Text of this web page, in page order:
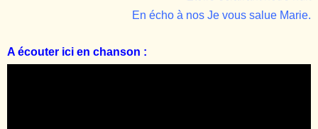
En écho à nos Je vous salue Marie.
A écouter ici en chanson :